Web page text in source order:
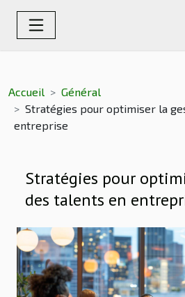
Accueil
Général
Stratégies pour optimiser la
entreprise
Stratégies pour
des talents en